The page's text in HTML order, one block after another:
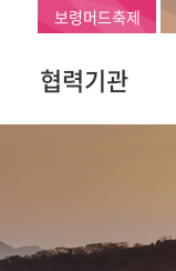
협력기관
보령머드축제